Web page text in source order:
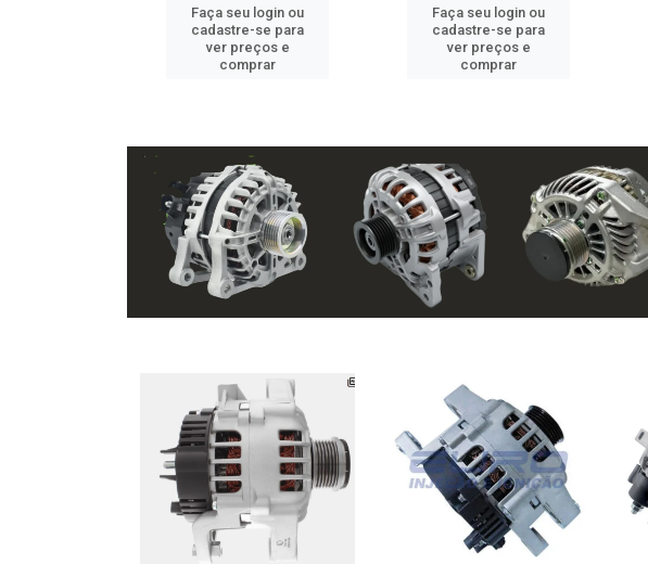
Faça seu login ou
cadastre-se para
ver preços e
comprar
Faça seu login ou
cadastre-se para
ver preços e
comprar